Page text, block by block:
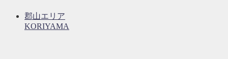
郡山エリア
KORIYAMA